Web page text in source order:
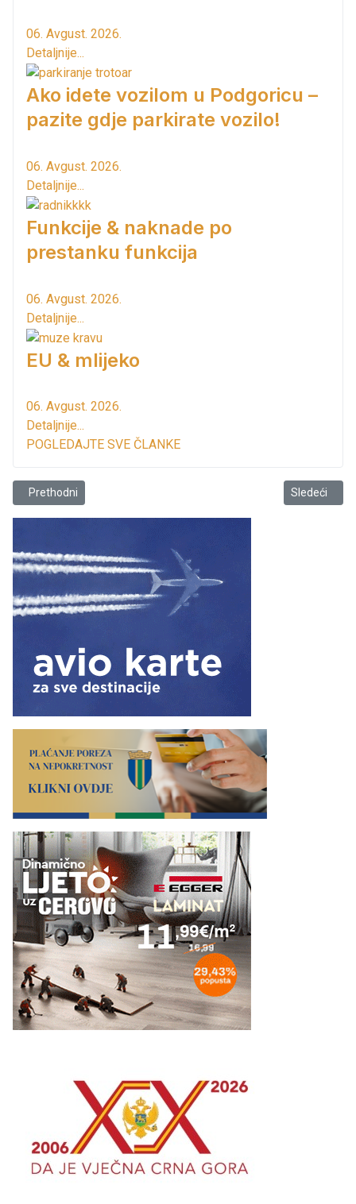
06. Avgust. 2026.
Detaljnije...
Ako idete vozilom u Podgoricu –
pazite gdje parkirate vozilo!
06. Avgust. 2026.
Detaljnije...
Funkcije & naknade po
prestanku funkcija
06. Avgust. 2026.
Detaljnije...
EU & mlijeko
06. Avgust. 2026.
Detaljnije...
POGLEDAJTE SVE ČLANKE
Prethodni članak: Sramota je do nekih od nas!
Prethodni Sledeći
Sledeći